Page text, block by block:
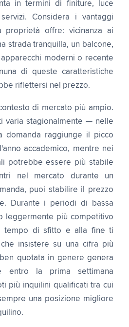
in termini di finiture, luce
Considera i vantaggi
proprietà offre: vicinanza ai
strada tranquilla, un balcone,
moderni o recente
di queste caratteristiche
riflettersi nel prezzo.
di mercato più ampio.
varia stagionalmente — nelle
domanda raggiunge il picco
accademico, mentre nei
potrebbe essere più stabile
nel mercato durante un
puoi stabilire il prezzo
Durante i periodi di bassa
leggermente più competitivo
tempo di sfitto e alla fine ti
insistere su una cifra più
quotata in genere genera
entro la prima settimana
più inquilini qualificati tra cui
una posizione migliore